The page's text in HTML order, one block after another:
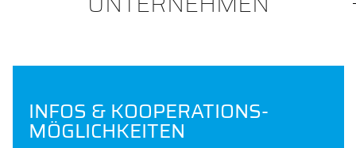
INFOS & KOOPERATIONS-
MÖGLICHKEITEN